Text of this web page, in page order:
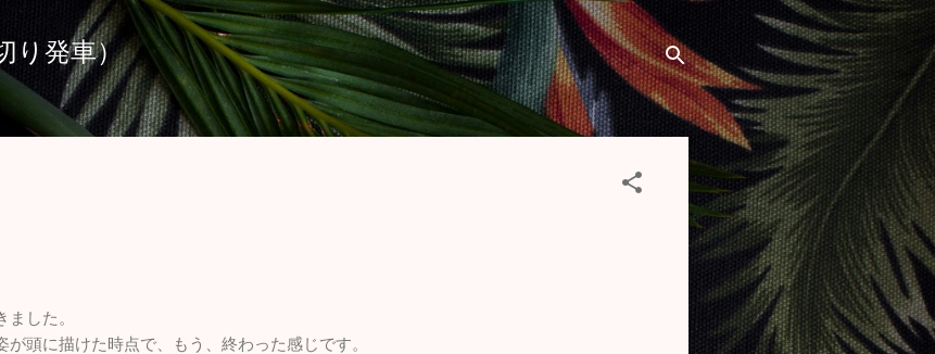
スキップしてメイン コンテンツに移動
り発車）
した。
頭に描けた時点で、もう、終わった感じです。